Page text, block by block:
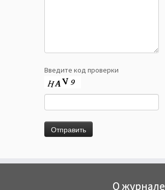
Введите код проверки
О журнале